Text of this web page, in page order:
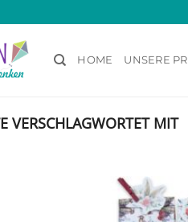
HOME UNSERE
VERSCHLAGWORTET MIT